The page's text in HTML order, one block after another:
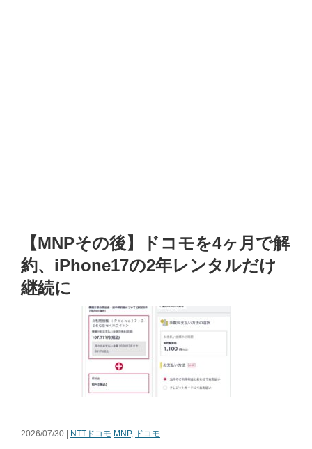
【MNPその後】ドコモを4ヶ月で解
約、iPhone17の2年レンタルだけ
継続に
2026/07/30 | NTTドコモ MNP, ドコモ